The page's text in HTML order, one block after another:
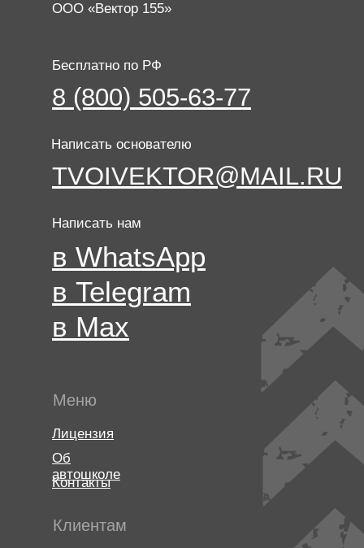
ООО «Вектор 155»
8 (800) 505-63-77
Бесплатно по РФ
Меню
Клиентам
Лицензия
Об
автошколе
Контакты
TVOIVEKTOR@MAIL.RU
Написать основателю
в WhatsApp
Написать нам
в Telegram
в Max